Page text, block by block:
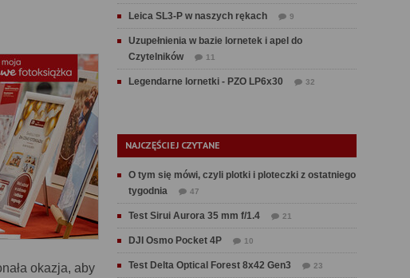
okazja, aby
Leica SL3-P w naszych rękach 9
Uzupełnienia w bazie lornetek i apel do
Czytelników
11
Legendarne lornetki - PZO LP6x30 32
NAJCZĘŚCIEJ CZYTANE
O tym się mówi, czyli plotki i ploteczki z ostatniego
tygodnia
47
Test Sirui Aurora 35 mm f/1.4 21
DJI Osmo Pocket 4P 10
Test Delta Optical Forest 8x42 Gen3 23